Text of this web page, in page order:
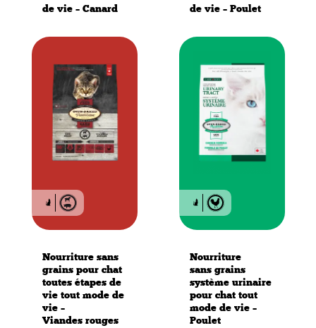
de vie – Canard
de vie – Poulet
Nourriture sans
grains pour chat
toutes étapes de
vie tout mode de
vie –
Viandes rouges
Nourriture
sans grains
système urinaire
pour chat tout
mode de vie –
Poulet